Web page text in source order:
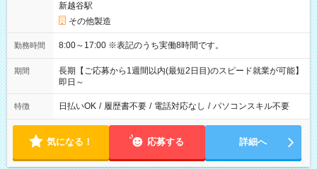
新越谷駅
その他製造
勤務時間 8:00～17:00 ※表記のうち実働8時間です。
期間
長期【ご応募から1週間以内(最短2日目)のスピード就業が可能】
即日～
特徴 日払いOK / 履歴書不要 / 電話対応なし / パソコンスキル不要
気になる！ 応募する 詳細へ